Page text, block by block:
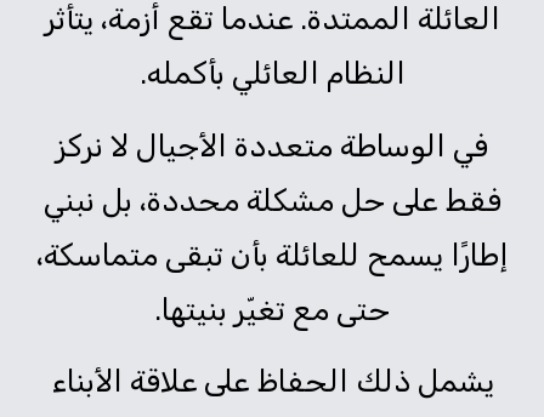
العائلة الممتدة. عندما تقع أزمة، يتأثر
النظام العائلي بأكمله.
في الوساطة متعددة الأجيال لا نركز
فقط على حل مشكلة محددة، بل نبني
إطارًا يسمح للعائلة بأن تبقى متماسكة،
حتى مع تغيّر بنيتها.
يشمل ذلك الحفاظ على علاقة الأبناء